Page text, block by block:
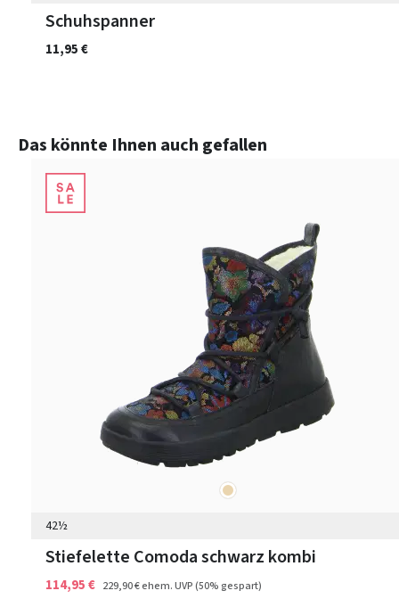
Schuhspanner
11,95 €
Produktgalerie überspringen
Das könnte Ihnen auch gefallen
beige
42½
Stiefelette Comoda schwarz kombi
114,95 € 229,90 €ehem. UVP(50% gespart)